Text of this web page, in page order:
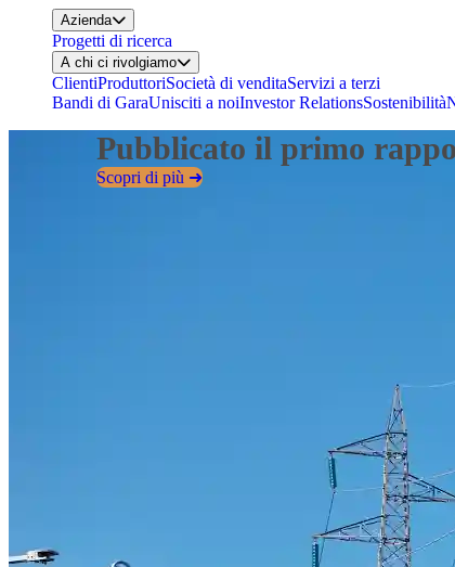
Azienda
Progetti di ricerca
A chi ci rivolgiamo
ClientiProduttoriSocietà di venditaServizi a terzi
Bandi di GaraUnisciti a noiInvestor RelationsSostenibilità
Oltre 110 anni di